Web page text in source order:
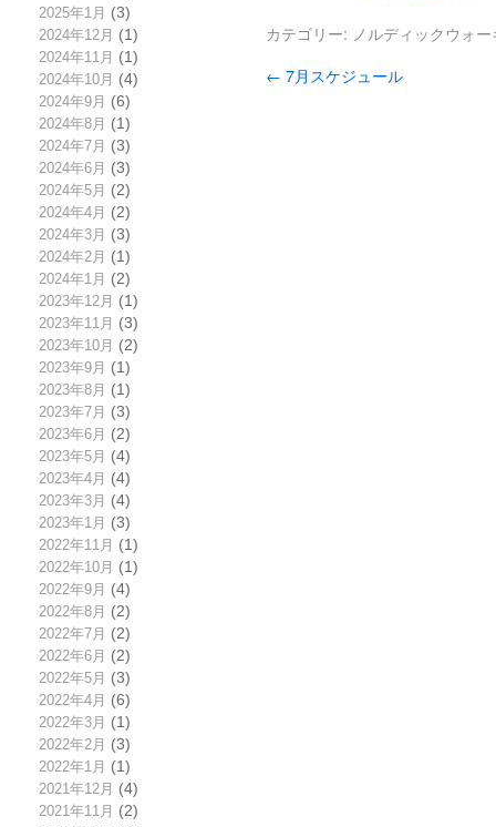
2025年1月 (3)
2024年12月 (1)
2024年11月 (1)
2024年10月 (4)
2024年9月 (6)
2024年8月 (1)
2024年7月 (3)
2024年6月 (3)
2024年5月 (2)
2024年4月 (2)
2024年3月 (3)
2024年2月 (1)
2024年1月 (2)
2023年12月 (1)
2023年11月 (3)
2023年10月 (2)
2023年9月 (1)
2023年8月 (1)
2023年7月 (3)
2023年6月 (2)
2023年5月 (4)
2023年4月 (4)
2023年3月 (4)
2023年1月 (3)
2022年11月 (1)
2022年10月 (1)
2022年9月 (4)
2022年8月 (2)
2022年7月 (2)
2022年6月 (2)
2022年5月 (3)
2022年4月 (6)
2022年3月 (1)
2022年2月 (3)
2022年1月 (1)
2021年12月 (4)
2021年11月 (2)
カテゴリー: ノルディックウォ
← 7月スケジュール